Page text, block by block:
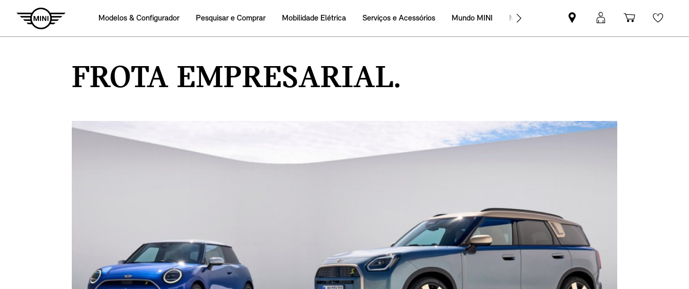
Modelos & Configurador Pesquisar e Comprar Mobilidade Elétrica Serviços e Acessórios Mundo MINI MINI Empresas
Pesquisar
parceiro
Iniciar
sessão
Carrinho
de
FROTA EMPRESARIAL.